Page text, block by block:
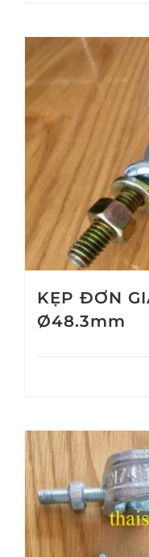
KẸP ĐƠN
Ø48.3mm